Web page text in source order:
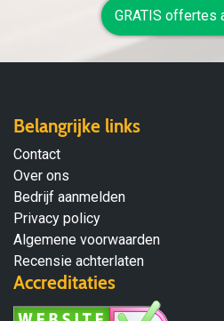
GRATIS offertes
Belangrijke links
Contact
Over ons
Bedrijf aanmelden
Privacy policy
Algemene voorwaarden
Recensie achterlaten
Accreditaties